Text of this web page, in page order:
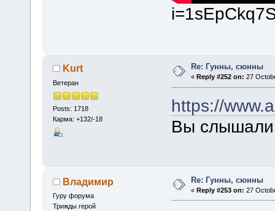
Kurt
Ветеран
Posts: 1718
Карма: +132/-18
Re: Гунны, сюнны
« Reply #252 on: 27
https://
Вы слышали
Владимир
Гуру форума
Трижды герой
Re: Гунны, сюнны
«Reply #253 on: 27